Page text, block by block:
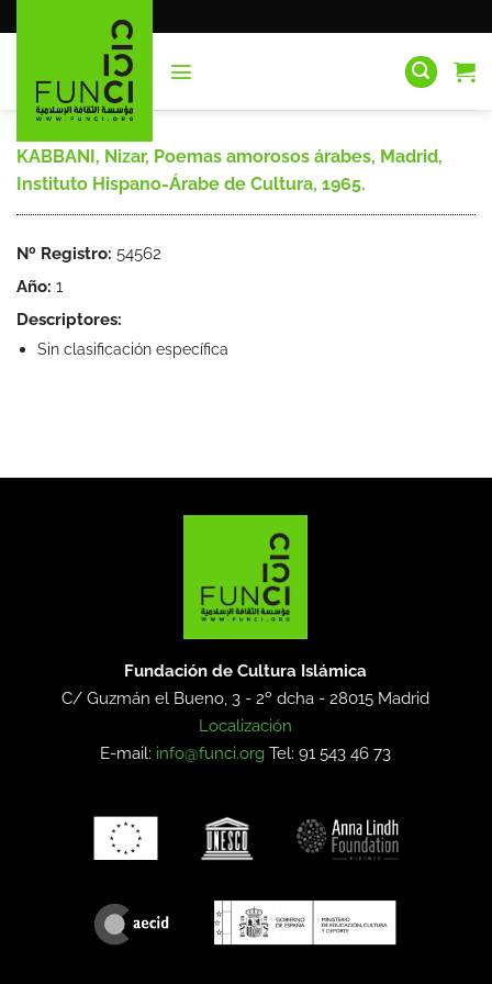
al
KABBANI, Nizar, Poemas amorosos árabes, Madrid,
Instituto Hispano-Árabe de Cultura, 1965.
Nº Registro: 54562
Año: 1
Descriptores:
Sin clasificación específica
Fundación de Cultura Islámica
C/ Guzmán el Bueno, 3 - 2º dcha -28015 Madrid
Localización
E-mail: info@funci.org Tel: 91 543 46 73